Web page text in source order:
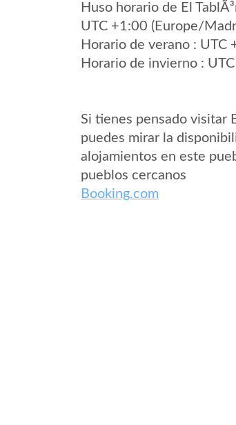
Huso horario de El
UTC +1:00 (Europe/
Horario de verano : UTC
Horario de invierno :
Si tienes pensado visitar
puedes mirar la
alojamientos en este
pueblos cercanos
Booking.com